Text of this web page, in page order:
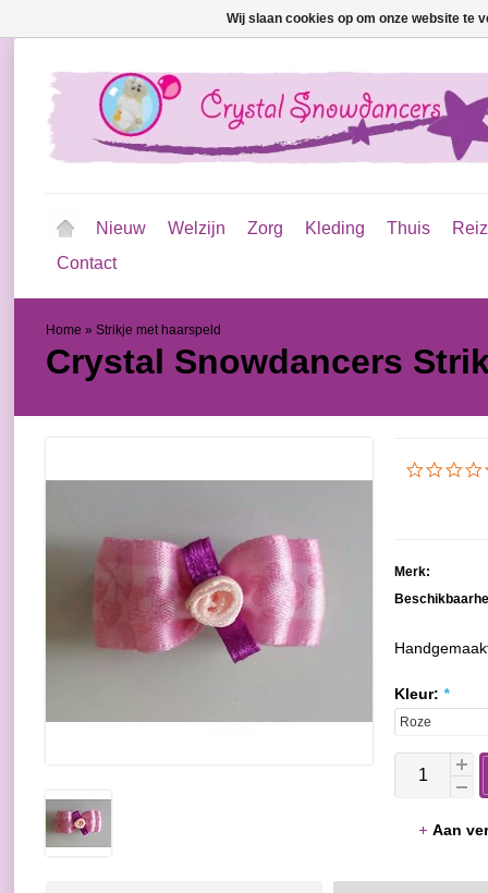
Nieuw Welzijn Zorg Kleding Thuis
Contact
Home » Strikje met haarspeld
Crystal Snowdancers
Merk:
Kleur: *
Aan
Wij slaan cookies op om onze website te